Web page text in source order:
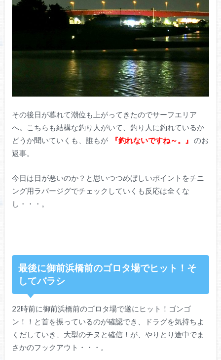
その後日が暮れて潮位も上がってきたのでサーフエリア
へ。こちらも結構な釣り人がいて、釣り人に釣れているか
どうか聞いていくも、誰もが
『釣れないですね～。』
のお
返事。
今日は日が悪いのか？と思いつつめぼしいポイントをチニ
ング用ラバージグでチェックしていくも反応は全くな
し・・・。
最後に御前浜橋前のゴロタ場でヒット！そ
してバラシ
22時前に御前浜橋前のゴロタ場で遂にヒット！ゴンゴ
ン！！と首を振っているのが確認でき、ドラグを気持ちよ
くだしていき、大型のチヌと確信！が、やりとり途中でま
さかのフックアウト・・・。